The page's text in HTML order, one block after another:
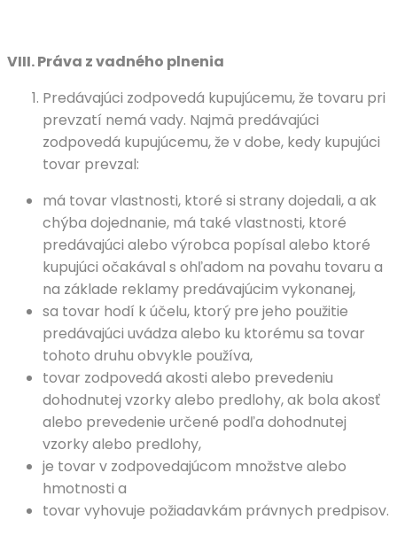
VIII.Práva z vadného plnenia
Predávajúci zodpovedá kupujúcemu, že tovaru pri
prevzatí nemá vady. Najmä predávajúci
zodpovedá kupujúcemu, že v dobe, kedy kupujúci
tovar prevzal:
má tovar vlastnosti, ktoré si strany dojedali, a ak
chýba dojednanie, má také vlastnosti, ktoré
predávajúci alebo výrobca popísal alebo ktoré
kupujúci očakával s ohľadom na povahu tovaru a
na základe reklamy predávajúcim vykonanej,
sa tovar hodí k účelu, ktorý pre jeho použitie
predávajúci uvádza alebo ku ktorému sa tovar
tohoto druhu obvykle používa,
tovar zodpovedá akosti alebo prevedeniu
dohodnutej vzorky alebo predlohy, ak bola akosť
alebo prevedenie určené podľa dohodnutej
vzorky alebo predlohy,
je tovar v zodpovedajúcom množstve alebo
hmotnosti a
tovar vyhovuje požiadavkám právnych predpisov.